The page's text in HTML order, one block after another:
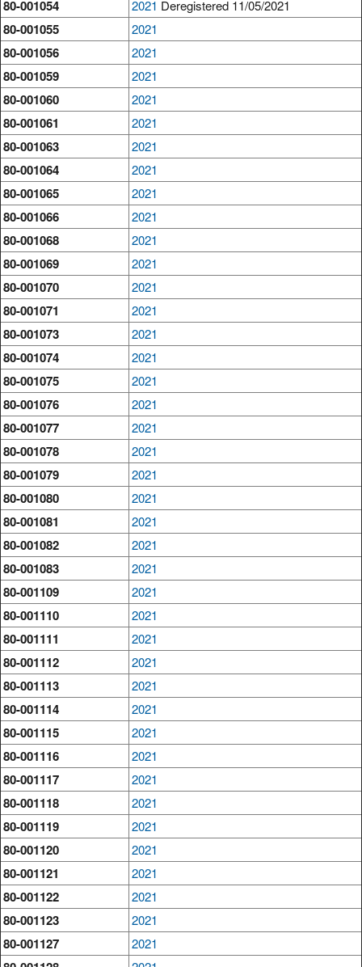
80-001054 2021 Deregistered 11/05/2021
80-001055 2021
80-001056 2021
80-001059 2021
80-001060 2021
80-001061 2021
80-001063 2021
80-001064 2021
80-001065 2021
80-001066 2021
80-001068 2021
80-001069 2021
80-001070 2021
80-001071 2021
80-001073 2021
80-001074 2021
80-001075 2021
80-001076 2021
80-001077 2021
80-001078 2021
80-001079 2021
80-001080 2021
80-001081 2021
80-001082 2021
80-001083 2021
80-001109 2021
80-001110 2021
80-001111 2021
80-001112 2021
80-001113 2021
80-001114 2021
80-001115 2021
80-001116 2021
80-001117 2021
80-001118 2021
80-001119 2021
80-001120 2021
80-001121 2021
80-001122 2021
80-001123 2021
80-001127 2021